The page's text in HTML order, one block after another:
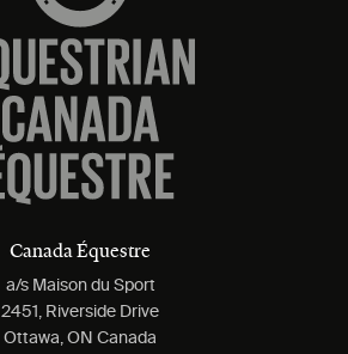
Canada Équestre
a/s Maison du Sport
2451, Riverside Drive
Ottawa, ON Canada